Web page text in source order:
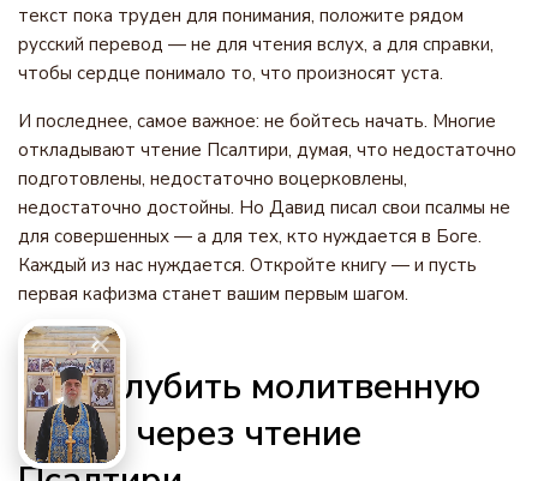
текст пока труден для понимания, положите рядом
русский перевод — не для чтения вслух, а для справки,
чтобы сердце понимало то, что произносят уста.
И последнее, самое важное: не бойтесь начать. Многие
откладывают чтение Псалтири, думая, что недостаточно
подготовлены, недостаточно воцерковлены,
недостаточно достойны. Но Давид писал свои псалмы не
для совершенных — а для тех, кто нуждается в Боге.
Каждый из нас нуждается. Откройте книгу — и пусть
первая кафизма станет вашим первым шагом.
Как углубить молитвенную
жизнь через чтение